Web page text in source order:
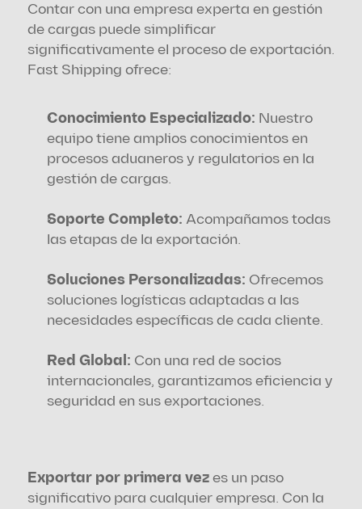
Contar con una empresa experta en gestión
de cargas puede simplificar
significativamente el proceso de exportación.
Fast Shipping ofrece:
Conocimiento Especializado: Nuestro
equipo tiene amplios conocimientos en
procesos aduaneros y regulatorios en la
gestión de cargas.
Soporte Completo: Acompañamos todas
las etapas de la exportación.
Soluciones Personalizadas: Ofrecemos
soluciones logísticas adaptadas a las
necesidades específicas de cada cliente.
Red Global: Con una red de socios
internacionales, garantizamos eficiencia y
seguridad en sus exportaciones.
Exportar por primera vez es un paso
significativo para cualquier empresa. Con la